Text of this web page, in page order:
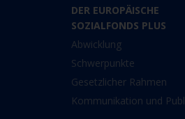
DER EUROPÄISCHE
SOZIALFONDS PLUS
Abwicklung
Schwerpunkte
Gesetzlicher Rahmen
Kommunikation und